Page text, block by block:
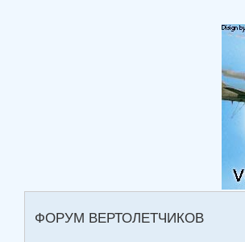
ФОРУМ ВЕРТОЛЕТЧИКОВ